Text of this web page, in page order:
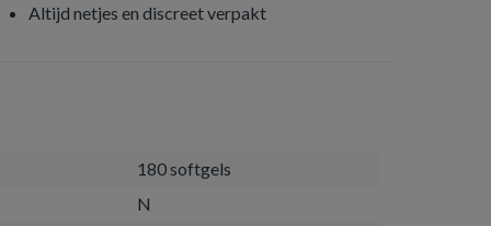
Altijd netjes en discreet verpakt
180 softgels
N